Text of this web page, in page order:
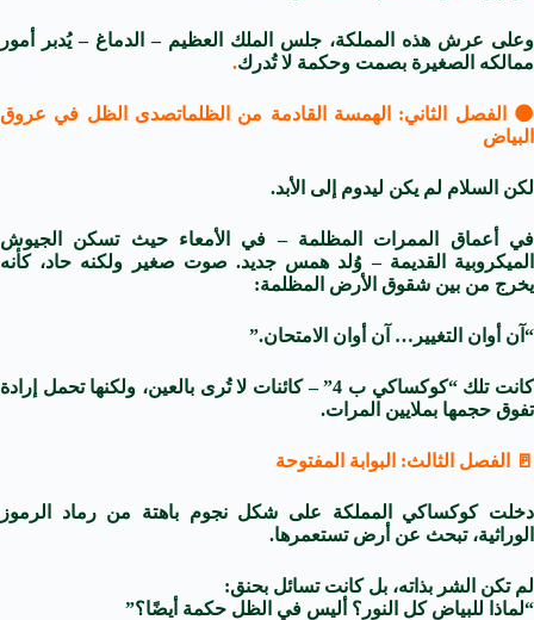
وعلى عرش هذه المملكة، جلس الملك العظيم – الدماغ – يُدبر أمور
ممالكه الصغيرة بصمت وحكمة لا تُدرك.
🌑 الفصل الثاني: الهمسة القادمة من الظلماتصدى الظل في عروق
البياض
لكن السلام لم يكن ليدوم إلى الأبد.
في أعماق الممرات المظلمة – في الأمعاء حيث تسكن الجيوش
الميكروبية القديمة – وُلد همس جديد. صوت صغير ولكنه حاد، كأنه
يخرج من بين شقوق الأرض المظلمة:
“آن أوان التغيير… آن أوان الامتحان.”
كانت تلك “كوكساكي ب 4” – كائنات لا تُرى بالعين، ولكنها تحمل إرادة
تفوق حجمها بملايين المرات.
🚪 الفصل الثالث: البوابة المفتوحة
دخلت كوكساكي المملكة على شكل نجوم باهتة من رماد الرموز
الوراثية، تبحث عن أرض تستعمرها.
لم تكن الشر بذاته، بل كانت تسائل بحنق:
“لماذا للبياض كل النور؟ أليس في الظل حكمة أيضًا؟”